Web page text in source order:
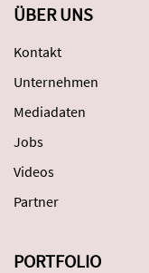
ÜBER UNS
Kontakt
Unternehmen
Mediadaten
Jobs
Videos
Partner
PORTFOLIO